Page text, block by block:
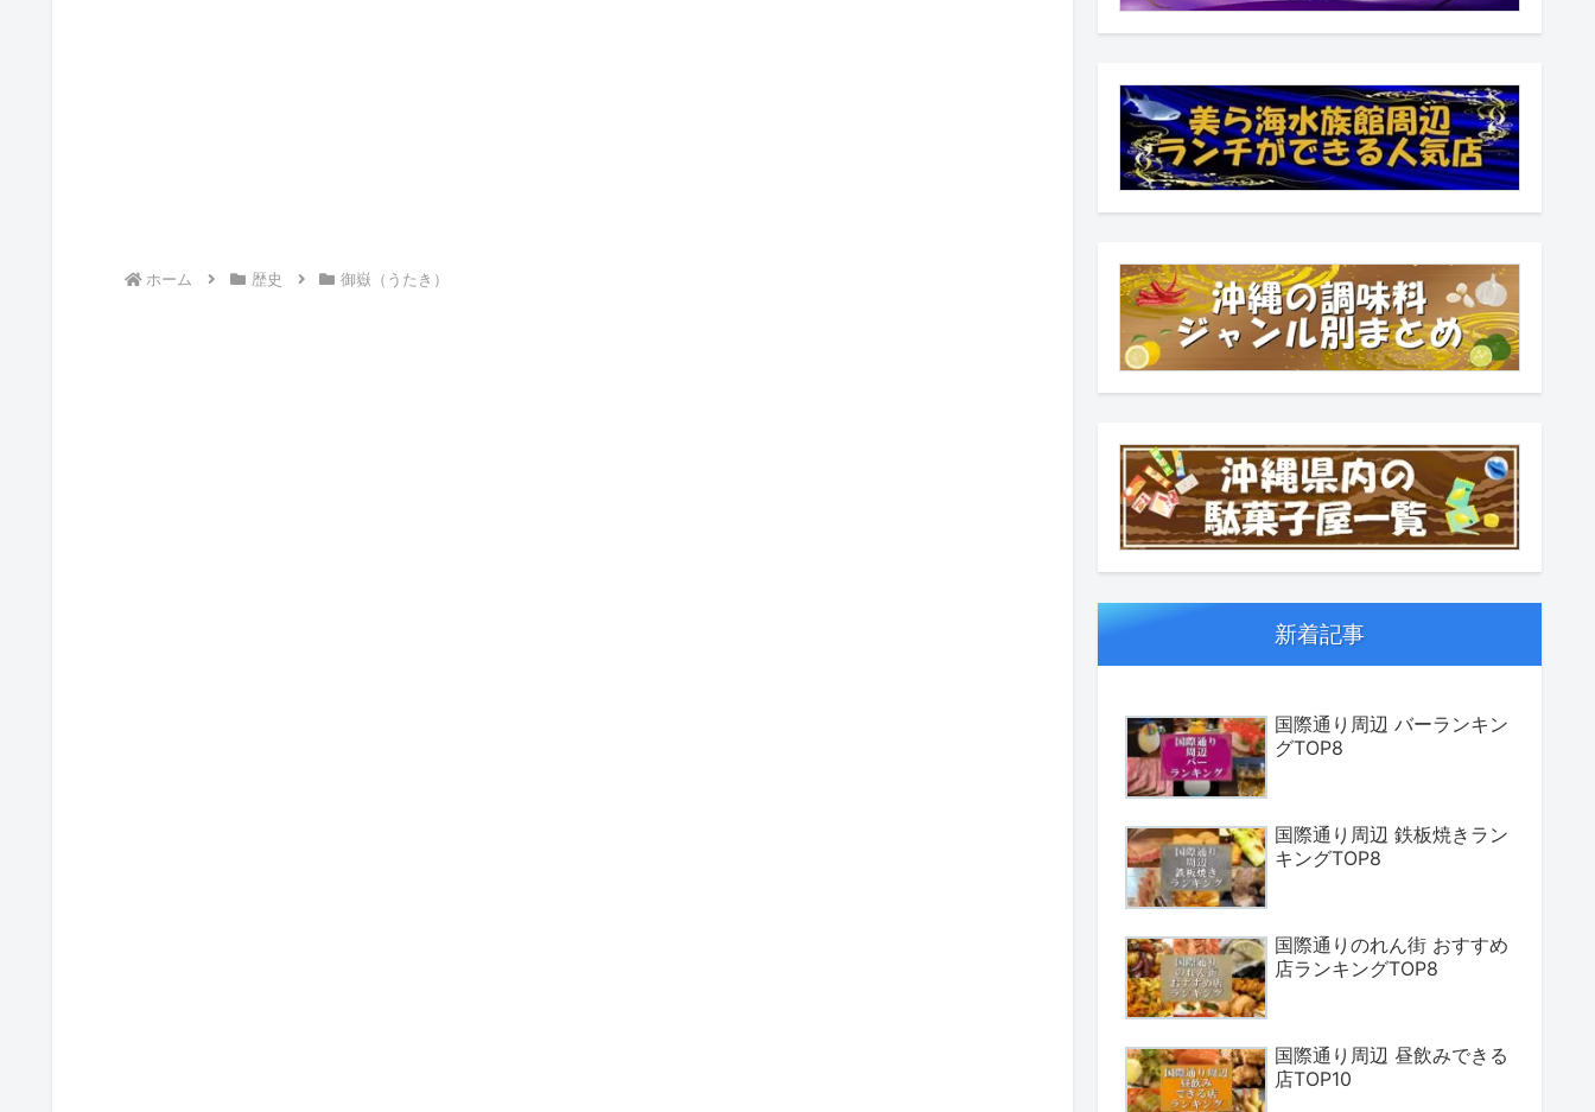
ホーム 歴史 御嶽（うたき）
新着記事
国際通り周辺 バーランキン
グTOP8
国際通り周辺 鉄板焼きラン
キングTOP8
国際通りのれん街 おすすめ
店ランキングTOP8
国際通り周辺 昼飲みできる
店TOP10